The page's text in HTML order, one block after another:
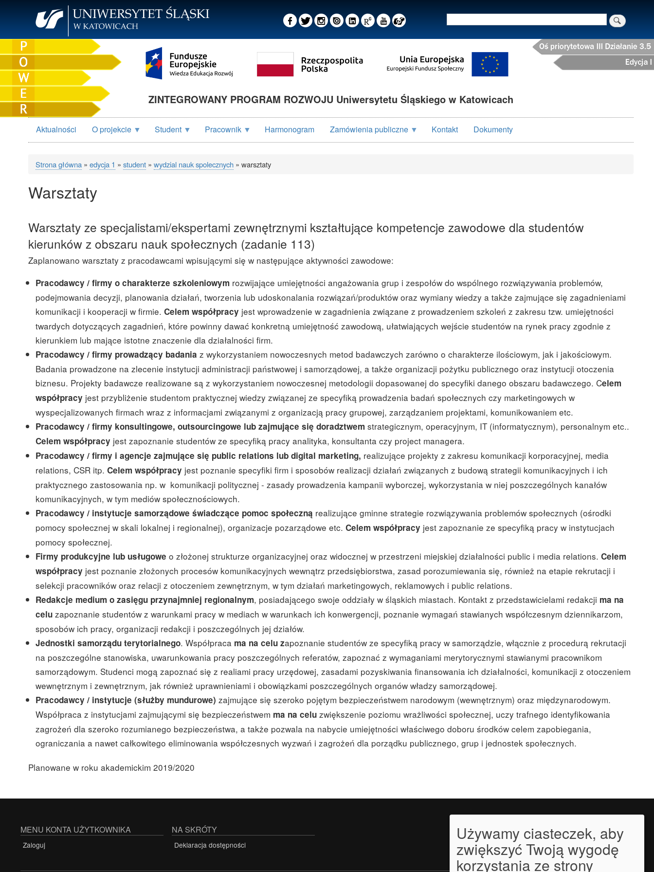
ZINTEGROWANY PROGRAM ROZWOJU Uniwersytetu Śląskiego w Katowicach
Aktualności O projekcie Student Pracownik Harmonogram Zamówienia publiczne Kontakt Dokumenty
Ścieżka
nawigacyjna
Strona główna edycja 1 student wydzial nauk spolecznych warsztaty
Warsztaty
Warsztaty ze specjalistami/ekspertami zewnętrznymi kształtujące kompetencje zawodowe dla studentów
kierunków z obszaru nauk społecznych (zadanie 113)
Zaplanowano warsztaty z pracodawcami wpisującymi się w następujące aktywności zawodowe:
Pracodawcy / firmy o charakterze szkoleniowym rozwijające umiejętności angażowania grup i zespołów do wspólnego rozwiązywania problemów,
podejmowania decyzji, planowania działań, tworzenia lub udoskonalania rozwiązań/produktów oraz wymiany wiedzy a także zajmujące się zagadnieniami
komunikacji i kooperacji w firmie. Celem współpracy jest wprowadzenie w zagadnienia związane z prowadzeniem szkoleń z zakresu tzw. umiejętności
twardych dotyczących zagadnień, które powinny dawać konkretną umiejętność zawodową, ułatwiających wejście studentów na rynek pracy zgodnie z
kierunkiem lub mające istotne znaczenie dla działalności firm.
Pracodawcy / firmy prowadzący badania z wykorzystaniem nowoczesnych metod badawczych zarówno o charakterze ilościowym, jak i jakościowym.
Badania prowadzone na zlecenie instytucji administracji państwowej i samorządowej, a także organizacji pożytku publicznego oraz instytucji otoczenia
biznesu. Projekty badawcze realizowane są z wykorzystaniem nowoczesnej metodologii dopasowanej do specyfiki danego obszaru badawczego. Celem
współpracy jest przybliżenie studentom praktycznej wiedzy związanej ze specyfiką prowadzenia badań społecznych czy marketingowych w
wyspecjalizowanych firmach wraz z informacjami związanymi z organizacją pracy grupowej, zarządzaniem projektami, komunikowaniem etc.
Pracodawcy / firmy konsultingowe, outsourcingowe lub zajmujące się doradztwem strategicznym, operacyjnym, IT (informatycznym), personalnym etc..
Celem współpracy jest zapoznanie studentów ze specyfiką pracy analityka, konsultanta czy project managera.
Pracodawcy / firmy i agencje zajmujące się public relations lub digital marketing, realizujące projekty z zakresu komunikacji korporacyjnej, media
relations, CSR itp. Celem współpracy jest poznanie specyfiki firm i sposobów realizacji działań związanych z budową strategii komunikacyjnych i ich
praktycznego zastosowania np. w komunikacji politycznej - zasady prowadzenia kampanii wyborczej, wykorzystania w niej poszczególnych kanałów
komunikacyjnych, w tym mediów społecznościowych.
Pracodawcy / instytucje samorządowe świadczące pomoc społeczną realizujące gminne strategie rozwiązywania problemów społecznych (ośrodki
pomocy społecznej w skali lokalnej i regionalnej), organizacje pozarządowe etc. Celem współpracy jest zapoznanie ze specyfiką pracy w instytucjach
pomocy społecznej.
Firmy produkcyjne lub usługowe o złożonej strukturze organizacyjnej oraz widocznej w przestrzeni miejskiej działalności public i media relations. Celem
współpracy jest poznanie złożonych procesów komunikacyjnych wewnątrz przedsiębiorstwa, zasad porozumiewania się, również na etapie rekrutacji i
selekcji pracowników oraz relacji z otoczeniem zewnętrznym, w tym działań marketingowych, reklamowych i public relations.
Redakcje medium o zasięgu przynajmniej regionalnym, posiadającego swoje oddziały w śląskich miastach. Kontakt z przedstawicielami redakcji ma na
celu zapoznanie studentów z warunkami pracy w mediach w warunkach ich konwergencji, poznanie wymagań stawianych współczesnym dziennikarzom,
sposobów ich pracy, organizacji redakcji i poszczególnych jej działów.
Jednostki samorządu terytorialnego. Współpraca ma na celu zapoznanie studentów ze specyfiką pracy w samorządzie, włącznie z procedurą rekrutacji
na poszczególne stanowiska, uwarunkowania pracy poszczególnych referatów, zapoznać z wymaganiami merytorycznymi stawianymi pracownikom
samorządowym. Studenci mogą zapoznać się z realiami pracy urzędowej, zasadami pozyskiwania finansowania ich działalności, komunikacji z otoczeniem
wewnętrznym i zewnętrznym, jak również uprawnieniami i obowiązkami poszczególnych organów władzy samorządowej.
Pracodawcy / instytucje (służby mundurowe) zajmujące się szeroko pojętym bezpieczeństwem narodowym (wewnętrznym) oraz międzynarodowym.
Współpraca z instytucjami zajmującymi się bezpieczeństwem ma na celu zwiększenie poziomu wrażliwości społecznej, uczy trafnego identyfikowania
zagrożeń dla szeroko rozumianego bezpieczeństwa, a także pozwala na nabycie umiejętności właściwego doboru środków celem zapobiegania,
ograniczania a nawet całkowitego eliminowania współczesnych wyzwań i zagrożeń dla porządku publicznego, grup i jednostek społecznych.
Planowane w roku akademickim 2019/2020
MENU KONTA UŻYTKOWNIKA
Zaloguj
NA SKRÓTY
Deklaracja dostępności
Używamy ciasteczek, aby
zwiększyć Twoją wygodę
korzystania ze strony